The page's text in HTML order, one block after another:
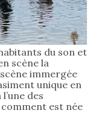
du son et
scène la
immergée
unique en
des
est née